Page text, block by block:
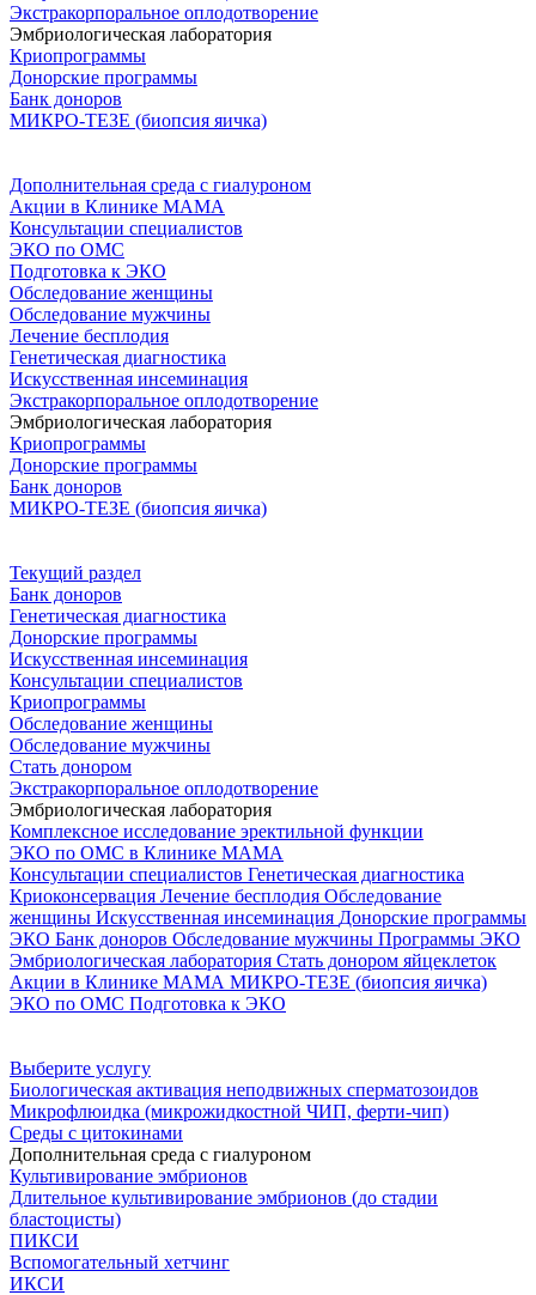
Экстракорпоральное оплодотворение
Эмбриологическая лаборатория
Криопрограммы
Донорские программы
Банк доноров
МИКРО-ТЕЗЕ (биопсия яичка)
Дополнительная среда с гиалуроном
Акции в Клинике МАМА
Консультации специалистов
ЭКО по ОМС
Подготовка к ЭКО
Обследование женщины
Обследование мужчины
Лечение бесплодия
Генетическая диагностика
Искусственная инсеминация
Экстракорпоральное оплодотворение
Эмбриологическая лаборатория
Криопрограммы
Донорские программы
Банк доноров
МИКРО-ТЕЗЕ (биопсия яичка)
Текущий раздел
Банк доноров
Генетическая диагностика
Донорские программы
Искусственная инсеминация
Консультации специалистов
Криопрограммы
Обследование женщины
Обследование мужчины
Стать донором
Экстракорпоральное оплодотворение
Эмбриологическая лаборатория
Комплексное исследование эректильной функции
ЭКО по ОМС в Клинике МАМА
Консультации специалистов Генетическая диагностика
Криоконсервация Лечение бесплодия Обследование
женщины Искусственная инсеминация Донорские программы
ЭКО Банк доноров Обследование мужчины Программы ЭКО
Эмбриологическая лаборатория Стать донором яйцеклеток
Акции в Клинике МАМА МИКРО-ТЕЗЕ (биопсия яичка)
ЭКО по ОМС Подготовка к ЭКО
Выберите услугу
Биологическая активация неподвижных сперматозоидов
Микрофлюидка (микрожидкостной ЧИП, ферти-чип)
Среды с цитокинами
Дополнительная среда с гиалуроном
Культивирование эмбрионов
Длительное культивирование эмбрионов (до стадии
бластоцисты)
ПИКСИ
Вспомогательный хетчинг
ИКСИ